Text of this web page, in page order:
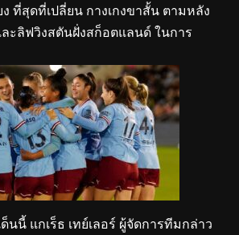
ที่สุดที่เปลี่ยน กางเกงขาสั้น ตามหลัง
ะลิฟวิงสตันฝั่งสก็อตแลนด์ ในการ
นนี้ แกเร็ธ เทย์เลอร์ ผู้จัดการทีมกล่าว